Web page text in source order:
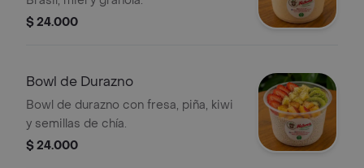
$ 24.000
Bowl de Durazno
Bowl de durazno con fresa, piña, kiwi
y semillas de chía.
$ 24.000